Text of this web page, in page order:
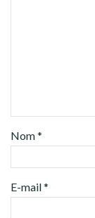
Nom*
E-mail*